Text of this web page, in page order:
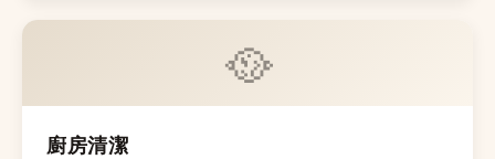
🥘
廚房清潔